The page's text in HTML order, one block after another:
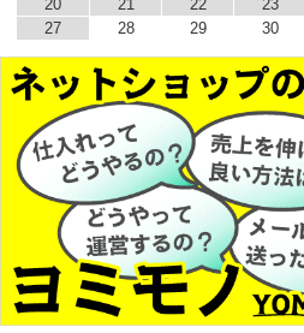
20
21 22 23
27
28 29 30